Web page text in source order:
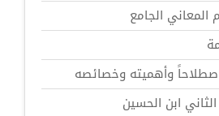
الجامع
وأهميته وخصائصه
ابن الحسين